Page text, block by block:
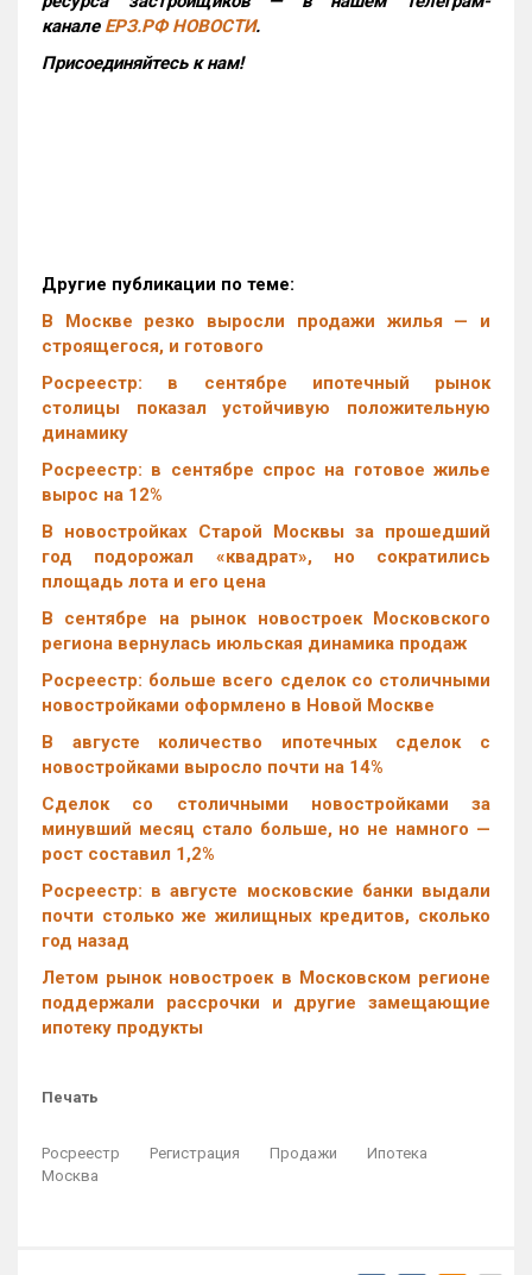
канале ЕРЗ.РФ НОВОСТИ.
Присоединяйтесь к нам!
Другие публикации по теме:
В Москве резко выросли продажи жилья — и
строящегося, и готового
Росреестр: в сентябре ипотечный рынок
столицы показал устойчивую положительную
динамику
Росреестр: в сентябре спрос на готовое жилье
вырос на 12%
В новостройках Старой Москвы за прошедший
год подорожал «квадрат», но сократились
площадь лота и его цена
В сентябре на рынок новостроек Московского
региона вернулась июльская динамика продаж
Росреестр: больше всего сделок со столичными
новостройками оформлено в Новой Москве
В августе количество ипотечных сделок с
новостройками выросло почти на 14%
Cделок со столичными новостройками за
минувший месяц стало больше, но не намного —
рост составил 1,2%
Росреестр: в августе московские банки выдали
почти столько же жилищных кредитов, сколько
год назад
Летом рынок новостроек в Московском регионе
поддержали рассрочки и другие замещающие
ипотеку продукты
Печать
Росреестр Регистрация Продажи
Ипотека
Москва